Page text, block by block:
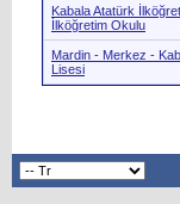
Kabala Atatürk
İlköğretim Okulu
Mardin - Merkez -
Lisesi